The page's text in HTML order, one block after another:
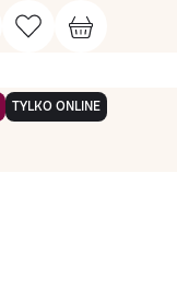
TYLKO ONLINE